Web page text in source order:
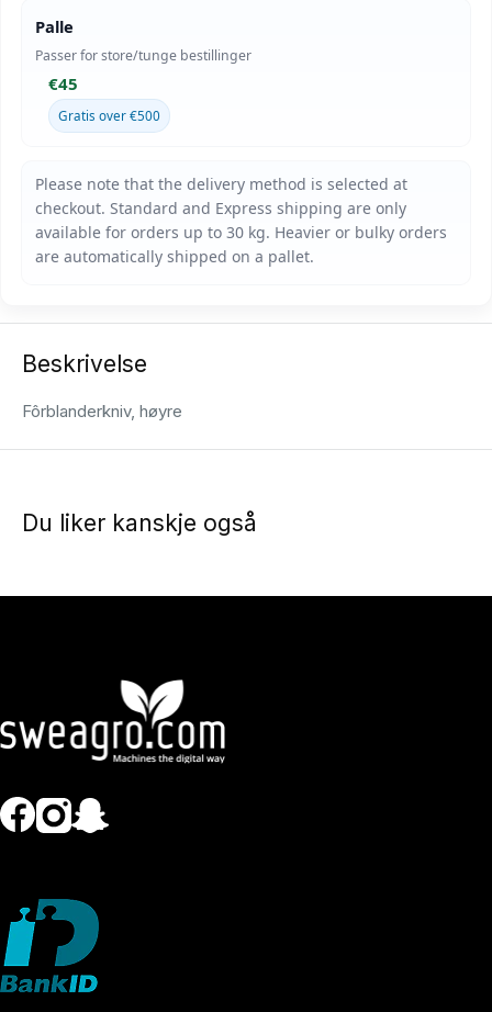
Palle
Passer for store/tunge bestillinger
€45
Gratis over €500
Beskrivelse
Fôrblanderkniv, høyre
Du liker kanskje også